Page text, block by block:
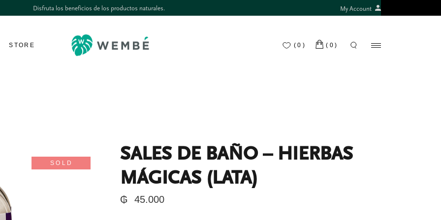
Disfruta los beneficios de los productos naturales. My Account
STORE (0) (0)
SOLD
SALES DE BAÑO – HIERBAS
MÁGICAS (LATA)
₲ 45.000